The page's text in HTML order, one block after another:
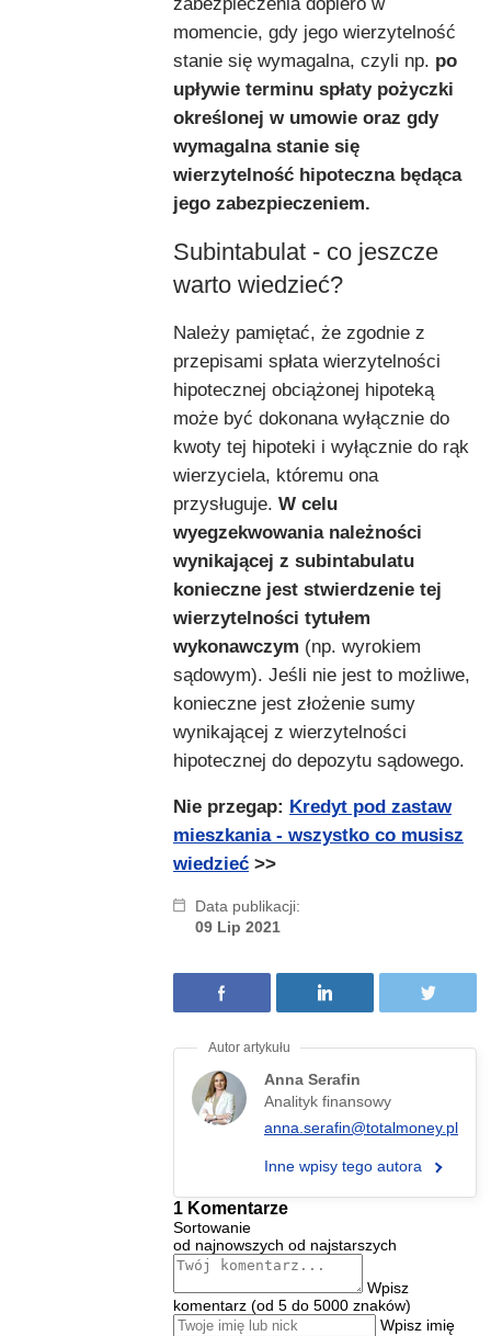
momencie, gdy jego wierzytelność
stanie się wymagalna, czyli np. po
upływie terminu spłaty pożyczki
określonej w umowie oraz gdy
wymagalna stanie się
wierzytelność hipoteczna będąca
jego zabezpieczeniem.
Subintabulat - co jeszcze
warto wiedzieć?
Należy pamiętać, że zgodnie z
przepisami spłata wierzytelności
hipotecznej obciążonej hipoteką
może być dokonana wyłącznie do
kwoty tej hipoteki i wyłącznie do rąk
wierzyciela, któremu ona
przysługuje. W celu
wyegzekwowania należności
wynikającej z subintabulatu
konieczne jest stwierdzenie tej
wierzytelności tytułem
wykonawczym (np. wyrokiem
sądowym). Jeśli nie jest to możliwe,
konieczne jest złożenie sumy
wynikającej z wierzytelności
hipotecznej do depozytu sądowego.
Nie przegap: Kredyt pod zastaw
mieszkania - wszystko co musisz
wiedzieć >>
Data publikacji:
09 Lip 2021
Anna Serafin
Analityk finansowy
anna.serafin@totalmoney.pl
Inne wpisy tego autora
1 Komentarze
Sortowanie
od najnowszych od najstarszych
Wpisz
komentarz (od 5 do 5000 znaków)
Wpisz imię